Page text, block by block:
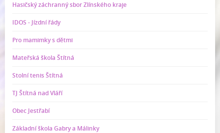
Hasičský záchranný sbor Zlínského kraje
IDOS - Jízdní řády
Pro mamimky s dětmi
Mateřská škola Štítná
Stolní tenis Štítná
TJ Štítná nad Vláří
Obec Jestřabí
Základní škola Gabry a Málinky